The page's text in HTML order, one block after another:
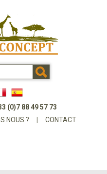
(0)7 88 49 57 73
NOUS ? CONTACT